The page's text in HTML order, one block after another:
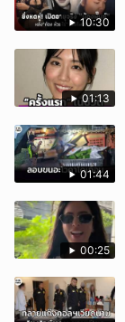
10:30
01:13
01:44
00:25